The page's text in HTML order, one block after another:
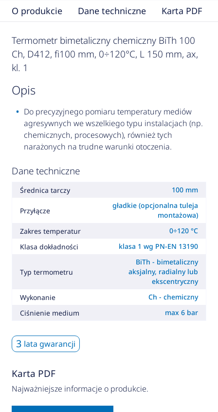
O produkcie Dane techniczne Karta PDF
Termometr bimetaliczny chemiczny BiTh 100
Ch, D412, fi100 mm, 0÷120°C, L 150 mm, ax,
kl. 1
opis
Do precyzyjnego pomiaru temperatury mediów
agresywnych we wszelkiego typu instalacjach (np.
chemicznych, procesowych), również tych
narażonych na trudne warunki otoczenia.
Dane techniczne
Średnica tarczy 100 mm
Przyłącze
gładkie (opcjonalna tuleja
montażowa)
Zakres temperatur
0÷120 °C
Klasa dokładności
klasa 1 wg PN-EN 13190
Typ termometru
BiTh - bimetaliczny
aksjalny, radialny lub
ekscentryczny
Wykonanie
Ch - chemiczny
Ciśnienie medium
max 6 bar
3 lata gwarancji
Karta PDF
Najważniejsze informacje o produkcie.